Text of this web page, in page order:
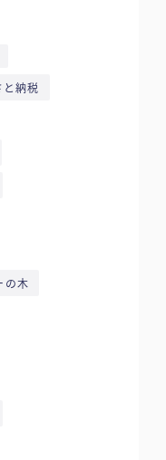
と納税
の木